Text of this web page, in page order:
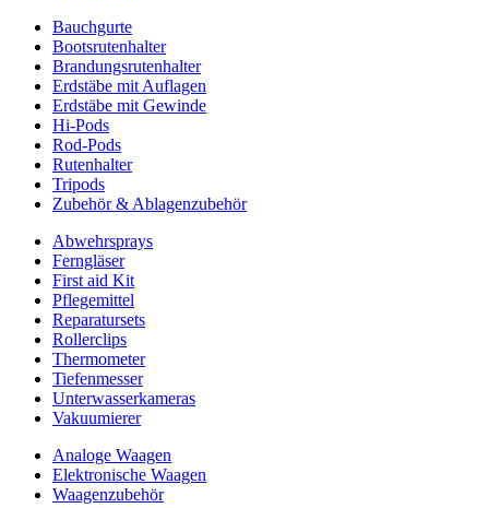
Bauchgurte
Bootsrutenhalter
Brandungsrutenhalter
Erdstäbe mit Auflagen
Erdstäbe mit Gewinde
Hi-Pods
Rod-Pods
Rutenhalter
Tripods
Zubehör & Ablagenzubehör
Abwehrsprays
Ferngläser
First aid Kit
Pflegemittel
Reparatursets
Rollerclips
Thermometer
Tiefenmesser
Unterwasserkameras
Vakuumierer
Analoge Waagen
Elektronische Waagen
Waagenzubehör